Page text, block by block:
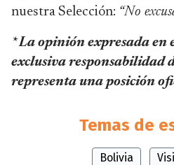
nuestra Selección: “No
* La opinión expresada en
exclusiva responsabilidad
representa una posición
Temas de
Bolivia